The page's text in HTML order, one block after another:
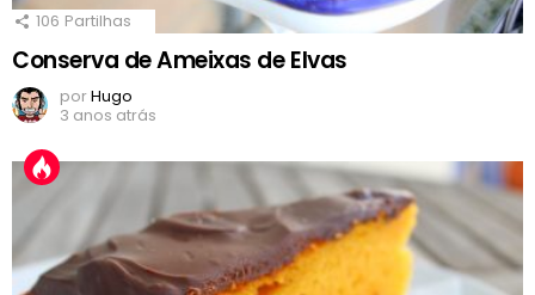
106 Partilhas
Conserva de Ameixas de Elvas
porHugo
3 anos atrás